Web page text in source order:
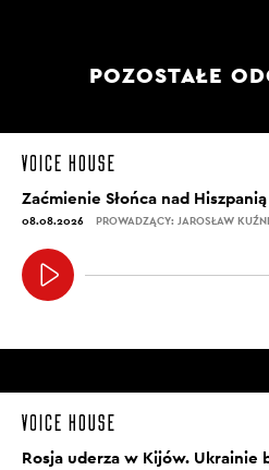
POZOSTAŁE
Zaćmienie Słońca nad Hiszpanią
08.08.2026 PROWADZĄCY: JAROSŁAW
Rosja uderza w Kijów. Ukrainie